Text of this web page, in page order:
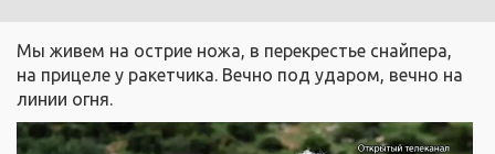
Мы живем на острие ножа, в перекрестье снайпера,
на прицеле у ракетчика. Вечно под ударом, вечно на
линии огня.